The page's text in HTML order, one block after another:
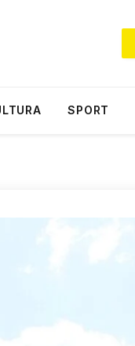
SPORT